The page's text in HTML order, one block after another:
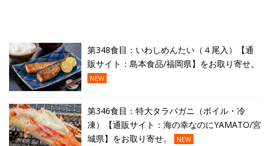
第348食目：いわしめんたい（４尾入）【通
販サイト：島本食品/福岡県】をお取り寄せ。
NEW
第346食目：特大タラバガニ（ボイル・冷
凍）【通販サイト：海の幸なのにYAMATO/宮
城県】をお取り寄せ。
NEW